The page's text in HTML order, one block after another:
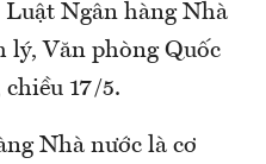
Ngân hàng Nhà
lý, Văn phòng Quốc
17/5.
Nhà nước là cơ